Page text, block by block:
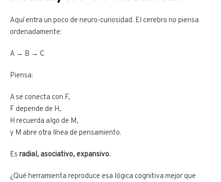
Aquí entra un poco de neuro-curiosidad. El cerebro no piensa
ordenadamente:
A → B → C
Piensa:
A se conecta con F,
F depende de H,
H recuerda algo de M,
y M abre otra línea de pensamiento.
Es radial, asociativo, expansivo.
¿Qué herramienta reproduce esa lógica cognitiva mejor que